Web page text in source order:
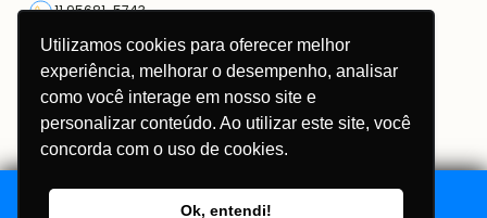
Utilizamos cookies para oferecer melhor
experiência, melhorar o desempenho, analisar
como você interage em nosso site e
personalizar conteúdo. Ao utilizar este site, você
concorda com o uso de cookies.
Ok, entendi!
11 95681-5743
atendimento@somarcas.com.br
Mais do que Brindes, Presentes Corporativos!
SO MARCAS COMERCIAL LTDA.
CNPJ: 67.308.981/0001-00